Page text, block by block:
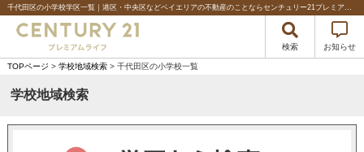
千代田区の小学校学区一覧｜港区・中央区などベイエリアの不動産のことならセンチュリー21プレミアムライフ%
検索 お知らせ
TOPページ > 学校地域検索> 千代田区の小学校一覧
学校地域検索